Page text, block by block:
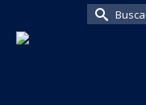
Buscar